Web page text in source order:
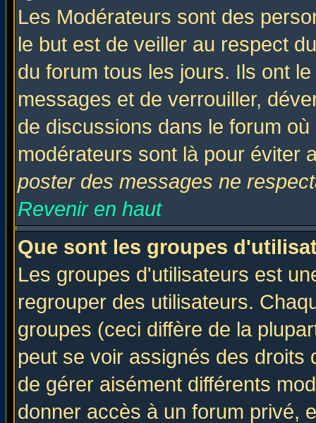
Les Modérateurs sont des
le but est de veiller au respect
du forum tous les jours. Ils ont
messages et de verrouiller,
de discussions dans le forum
modérateurs sont là pour éviter
poster des messages ne
Revenir en haut
Que sont les groupes
Les groupes d'utilisateurs est
regrouper des utilisateurs.
groupes (ceci diffère de la
peut se voir assignés des
de gérer aisément différents
donner accès à un forum privé,